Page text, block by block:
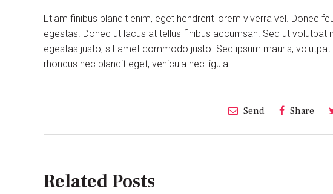
Etiam finibus blandit enim, eget hendrerit lorem viverra vel. Donec
egestas. Donec ut lacus at tellus finibus accumsan. Sed ut
egestas justo, sit amet commodo justo. Sed ipsum mauris, volutpat
rhoncus nec blandit eget, vehicula nec ligula.
Send Share
Related Posts